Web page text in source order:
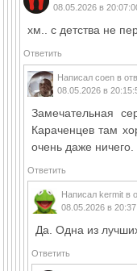
08.05.2026 в
хм.. с детства не
Ответить
Написал coen в
08.05.2026 в
Замечательная
Караченцев там
очень даже
Ответить
Написал kermit в
08.05.2026 в
Да. Одна из
Ответить